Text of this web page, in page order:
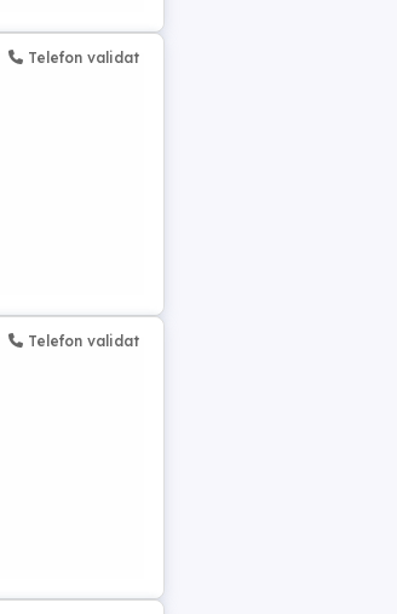
Telefon validat
Telefon validat